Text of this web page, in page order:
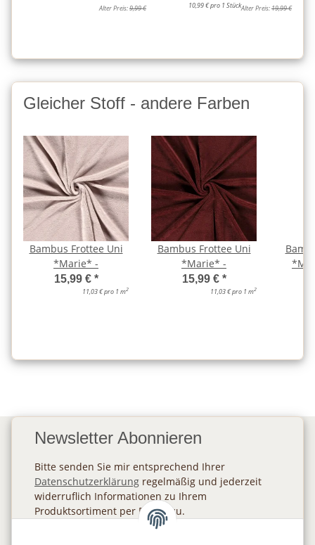
Alter Preis:9,99 € 10,99 € pro 1 StückAlter Preis:19,99 €
Gleicher Stoff - andere Farben
Bambus Frottee Uni
*Marie* -
15,99 € *
11,03 € pro 1 m2
Bambus Frottee Uni
*Marie* -
15,99 € *
11,03 € pro 1 m2
Newsletter Abonnieren
Bitte senden Sie mir entsprechend Ihrer
Datenschutzerklärung regelmäßig und jederzeit
widerruflich Informationen zu Ihrem
Produktsortiment per E-Mail zu.